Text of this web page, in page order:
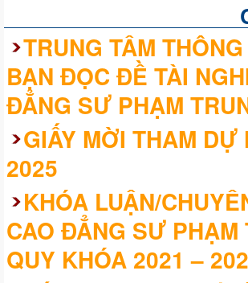
TRUNG TÂM
BẠN ĐỌC ĐỀ TÀI
ĐẲNG SƯ PHẠM
GIẤY MỜI THAM
2025
KHÓA LUẬN/
CAO ĐẲNG SƯ
QUY KHÓA 2021 –